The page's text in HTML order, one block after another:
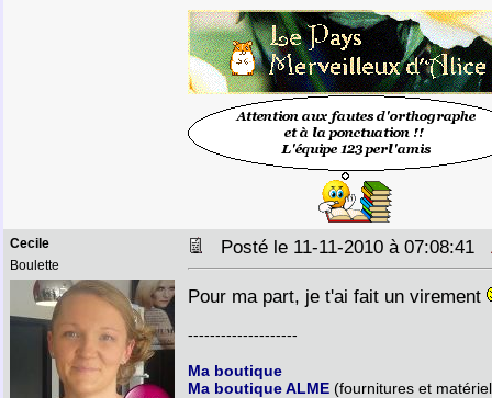
Cecile
Boulette
Posté le 11-11-2010 à 07:08:41
Pour ma part, je t'ai fait un virement
--------------------
Ma boutique
Ma boutique ALME (fournitures et